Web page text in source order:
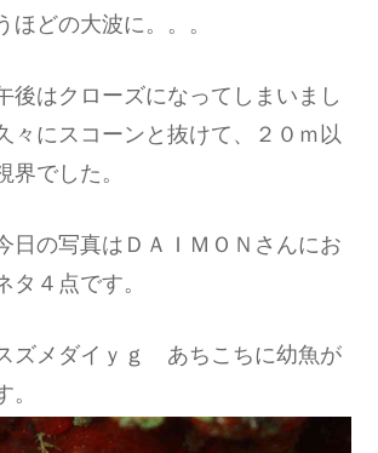
どの大波に。。。
後はクローズになってしまいまし
々にスコーンと抜けて、２０ｍ以
界でした。
日の写真はＤＡＩＭＯＮさんにお
４点です。
ズメダイｙｇ あちこちに幼魚が